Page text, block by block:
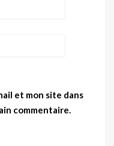
et mon site dans
commentaire.